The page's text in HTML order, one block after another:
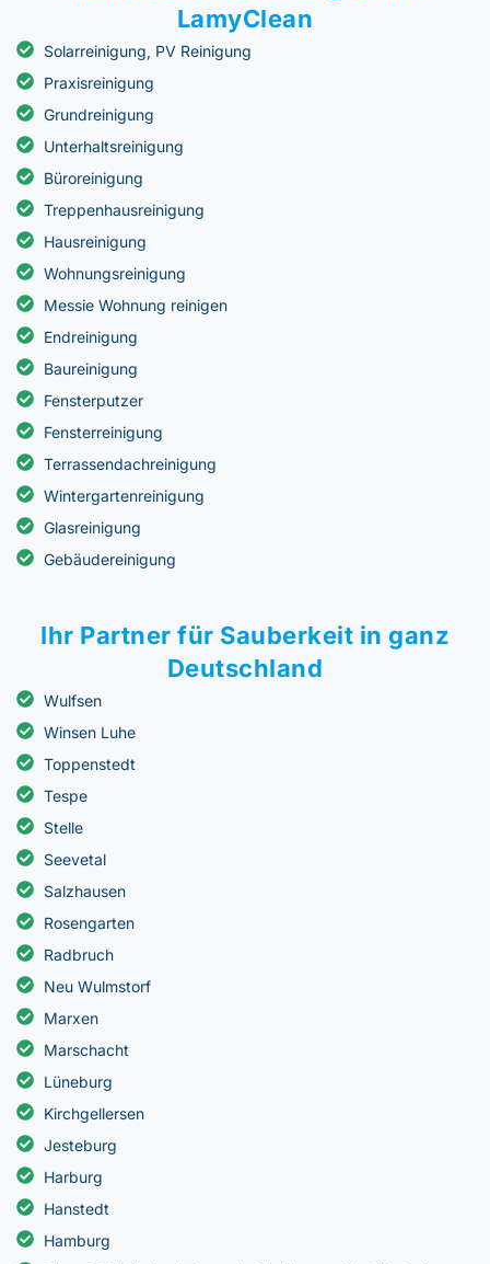
LamyClean
Solarreinigung, PV Reinigung
Praxisreinigung
Grundreinigung
Unterhaltsreinigung
Büroreinigung
Treppenhausreinigung
Hausreinigung
Wohnungsreinigung
Messie Wohnung reinigen
Endreinigung
Baureinigung
Fensterputzer
Fensterreinigung
Terrassendachreinigung
Wintergartenreinigung
Glasreinigung
Gebäudereinigung
Ihr Partner für Sauberkeit in ganz
Deutschland
Wulfsen
Winsen Luhe
Toppenstedt
Tespe
Stelle
Seevetal
Salzhausen
Rosengarten
Radbruch
Neu Wulmstorf
Marxen
Marschacht
Lüneburg
Kirchgellersen
Jesteburg
Harburg
Hanstedt
Hamburg